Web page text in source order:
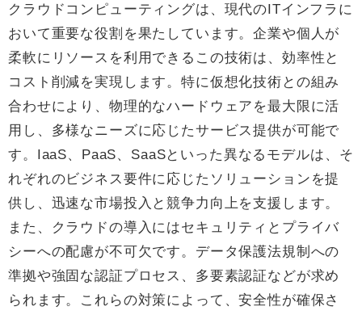
クラウドコンピューティングは、現代のITインフラに
おいて重要な役割を果たしています。企業や個人が
柔軟にリソースを利用できるこの技術は、効率性と
コスト削減を実現します。特に仮想化技術との組み
合わせにより、物理的なハードウェアを最大限に活
用し、多様なニーズに応じたサービス提供が可能で
す。IaaS、PaaS、SaaSといった異なるモデルは、そ
れぞれのビジネス要件に応じたソリューションを提
供し、迅速な市場投入と競争力向上を支援します。
また、クラウドの導入にはセキュリティとプライバ
シーへの配慮が不可欠です。データ保護法規制への
準拠や強固な認証プロセス、多要素認証などが求め
られます。これらの対策によって、安全性が確保さ